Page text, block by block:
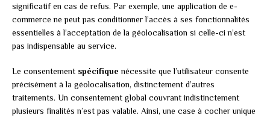
significatif en cas de refus. Par exemple, une application de e-
commerce ne peut pas conditionner l’accès à ses fonctionnalités
essentielles à l’acceptation de la géolocalisation si celle-ci n’est
pas indispensable au service.
Le consentement spécifique nécessite que l’utilisateur consente
précisément à la géolocalisation, distinctement d’autres
traitements. Un consentement global couvrant indistinctement
plusieurs finalités n’est pas valable. Ainsi, une case à cocher unique